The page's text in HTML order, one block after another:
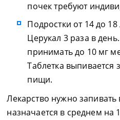
почек требуют
Подростки от 14 до
Церукал 3 раза в
принимать до 10 мг
Таблетка выпивается
пищи.
Лекарство нужно
назначается в среднем на